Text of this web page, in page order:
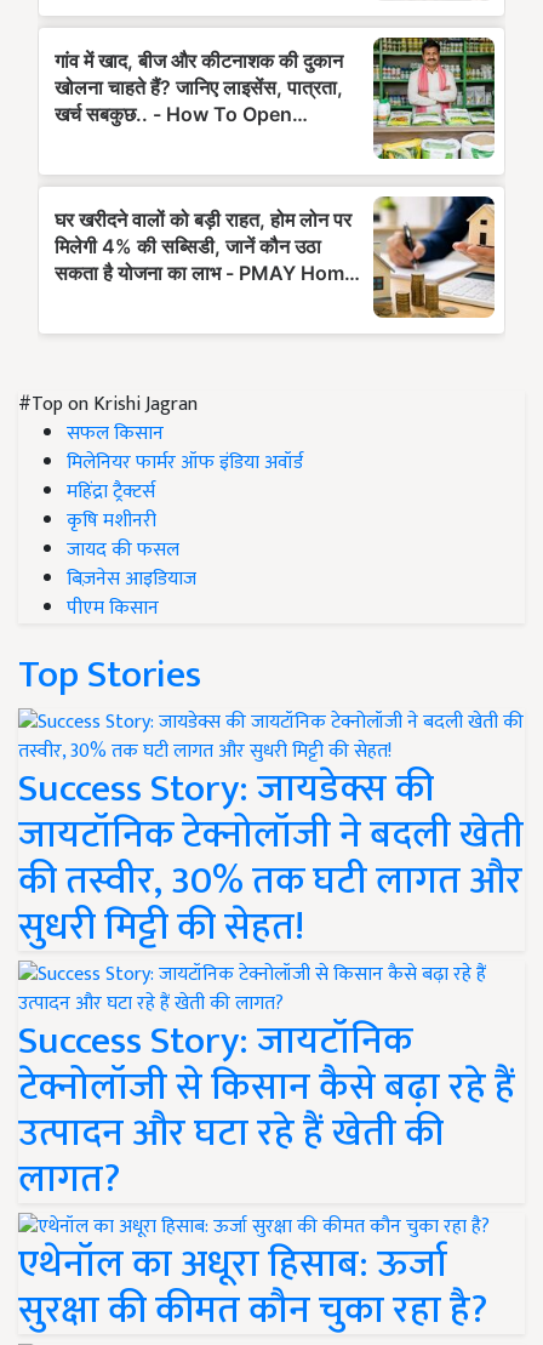
#Top on Krishi Jagran
सफल किसान
मिलेनियर फार्मर ऑफ इंडिया अवॉर्ड
महिंद्रा ट्रैक्टर्स
कृषि मशीनरी
जायद की फसल
बिज़नेस आइडियाज
पीएम किसान
Top Stories
Success Story: जायडेक्स की
जायटॉनिक टेक्नोलॉजी ने बदली खेती
की तस्वीर, 30% तक घटी लागत और
सुधरी मिट्टी की सेहत!
Success Story: जायटॉनिक
टेक्नोलॉजी से किसान कैसे बढ़ा रहे हैं
उत्पादन और घटा रहे हैं खेती की
लागत?
एथेनॉल का अधूरा हिसाब: ऊर्जा
सुरक्षा की कीमत कौन चुका रहा है?